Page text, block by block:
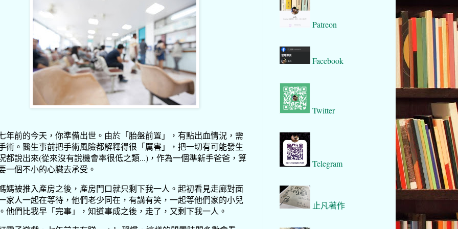
年前的今天，你準備出世。由於「胎盤前置」，有點出血情況，需
術。醫生事前把手術風險都解釋得很「厲害」，把一切有可能發生
都說出來(從來沒有說機會率很低之類...)，作為一個準新手爸爸，算
一個不小的心臟去承受。
媽被推入產房之後，產房門口就只剩下我一人。起初看見走廊對面
家人一起在等待，他們老少同在，有講有笑，一起等他們家的小兒
他們比我早「完事」，知道事成之後，走了，又剩下我一人。
Patreon
Facebook
Twitter
Telegram
止凡著作